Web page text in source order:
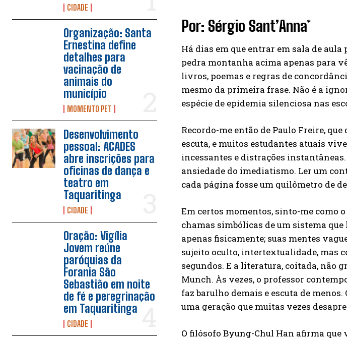
CIDADE
Organização: Santa
Ernestina define
detalhes para
vacinação de
animais do
município
MOMENTO PET
Desenvolvimento
pessoal: ACADES
abre inscrições para
oficinas de dança e
teatro em
Taquaritinga
CIDADE
Oração: Vigília
Jovem reúne
paróquias da
Forania São
Sebastião em noite
de fé e peregrinação
em Taquaritinga
CIDADE
Por: Sérgio Sant’Anna*
Há dias em que entrar em sala de
pedra montanha acima apenas para
livros, poemas e regras de
mesmo da primeira frase. Não é a
espécie de epidemia silenciosa nas
Recordo-me então de Paulo Freire,
escuta, e muitos estudantes atuais
incessantes e distrações
ansiedade do imediatismo. Ler um
cada página fosse um quilômetro de
Em certos momentos, sinto-me como
chamas simbólicas de um sistema
apenas fisicamente; suas mentes
sujeito oculto, intertextualidade, mas
segundos. E a literatura, coitada, não
Munch. Às vezes, o professor
faz barulho demais e escuta de
uma geração que muitas vezes
O filósofo Byung-Chul Han afirma que